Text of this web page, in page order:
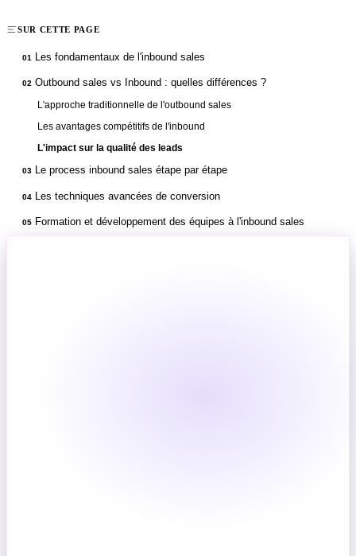
SUR CETTE PAGE
01 Les fondamentaux de l'inbound sales
02 Outbound sales vs Inbound : quelles différences ?
L'approche traditionnelle de l'outbound sales
Les avantages compétitifs de l'inbound
L'impact sur la qualité des leads
03 Le process inbound sales étape par étape
04 Les techniques avancées de conversion
05 Formation et développement des équipes à l'inbound sales